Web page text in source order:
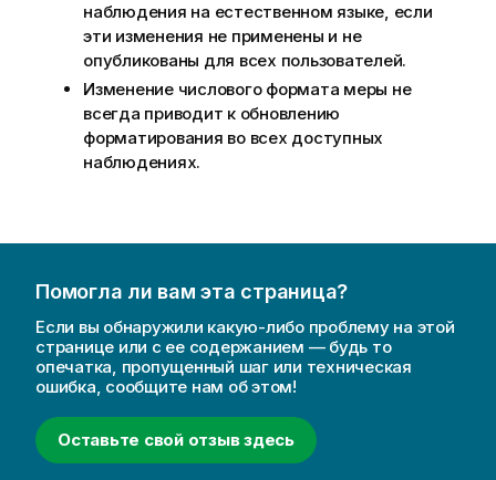
наблюдения на естественном языке, если
эти изменения не применены и не
опубликованы для всех пользователей.
Изменение числового формата меры не
всегда приводит к обновлению
форматирования во всех доступных
наблюдениях.
Помогла ли вам эта страница?
Если вы обнаружили какую-либо проблему на этой
странице или с ее содержанием — будь то
опечатка, пропущенный шаг или техническая
ошибка, сообщите нам об этом!
Оставьте свой отзыв здесь